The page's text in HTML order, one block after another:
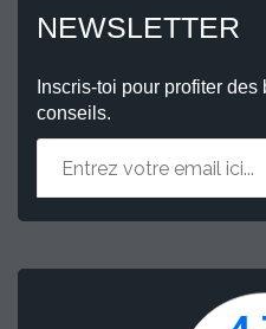
NEWSLETTER
Inscris-toi pour profiter
conseils.